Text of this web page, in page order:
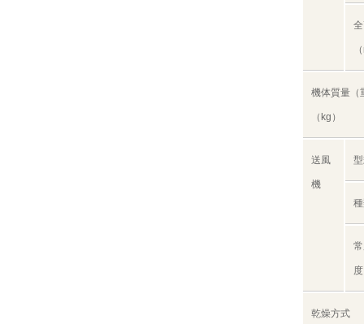
機体質量（
（kg）
送風
機
乾燥方式